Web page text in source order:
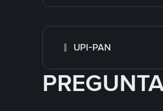
UPI-PAN